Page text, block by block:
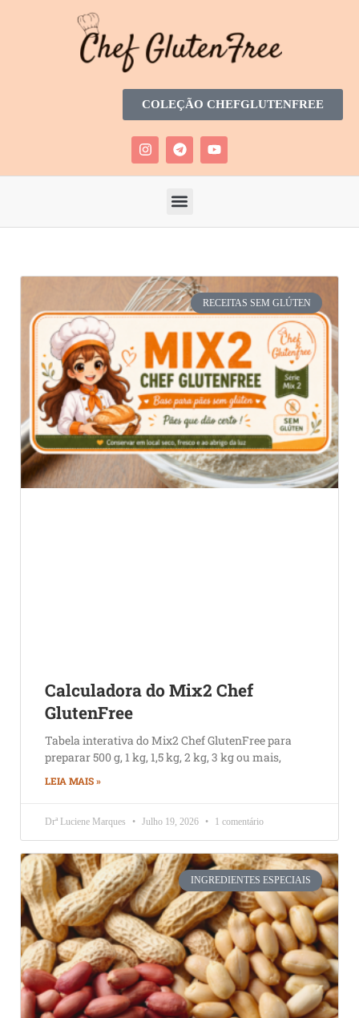
COLEÇÃO CHEFGLUTENFREE
RECEITAS SEM GLÚTEN
Calculadora do Mix2 Chef
GlutenFree
Tabela interativa do Mix2 Chef GlutenFree para
preparar 500 g, 1 kg, 1,5 kg, 2 kg, 3 kg ou mais,
LEIA MAIS »
Drª Luciene Marques Julho 19, 2026 1 comentário
INGREDIENTES ESPECIAIS